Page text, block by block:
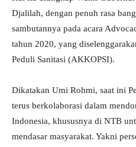
Djalilah, dengan penuh rasa
sambutannya pada acara
tahun 2020, yang
Peduli Sanitasi (AKKOPSI).
Dikatakan Umi Rohmi, saat ini
terus berkolaborasi dalam
Indonesia, khususnya di NTB
mendasar masyarakat. Yakni